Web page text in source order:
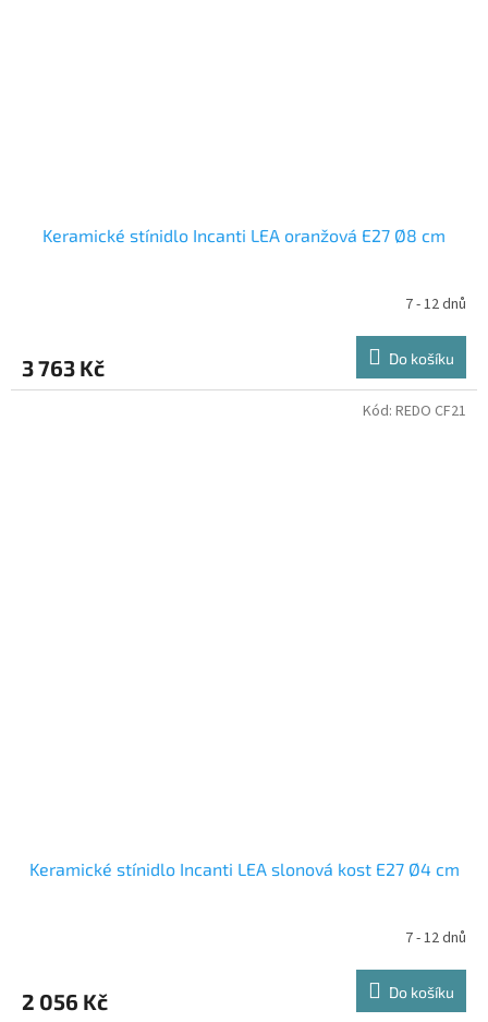
Keramické stínidlo Incanti LEA oranžová E27 Ø8 cm
7 - 12 dnů
3 763 Kč Do košíku
Keramické stínidlo Incanti LEA slonová kost E27 Ø4 cm
7 - 12 dnů
2 056 Kč Do košíku
Kód: REDO CF21